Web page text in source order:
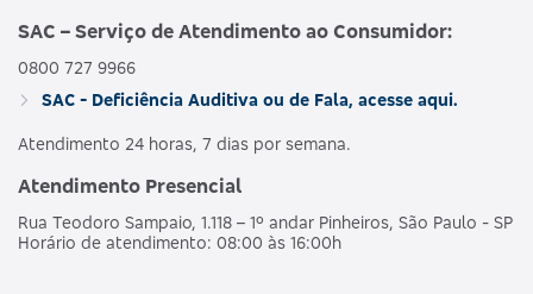
SAC – Serviço de Atendimento ao Consumidor:
0800 727 9966
SAC - Deficiência Auditiva ou de Fala, acesse aqui.
Atendimento 24 horas, 7 dias por semana.
Atendimento Presencial
Rua Teodoro Sampaio, 1.118 – 1º andar Pinheiros, São Paulo - SP
Horário de atendimento: 08:00 às 16:00h